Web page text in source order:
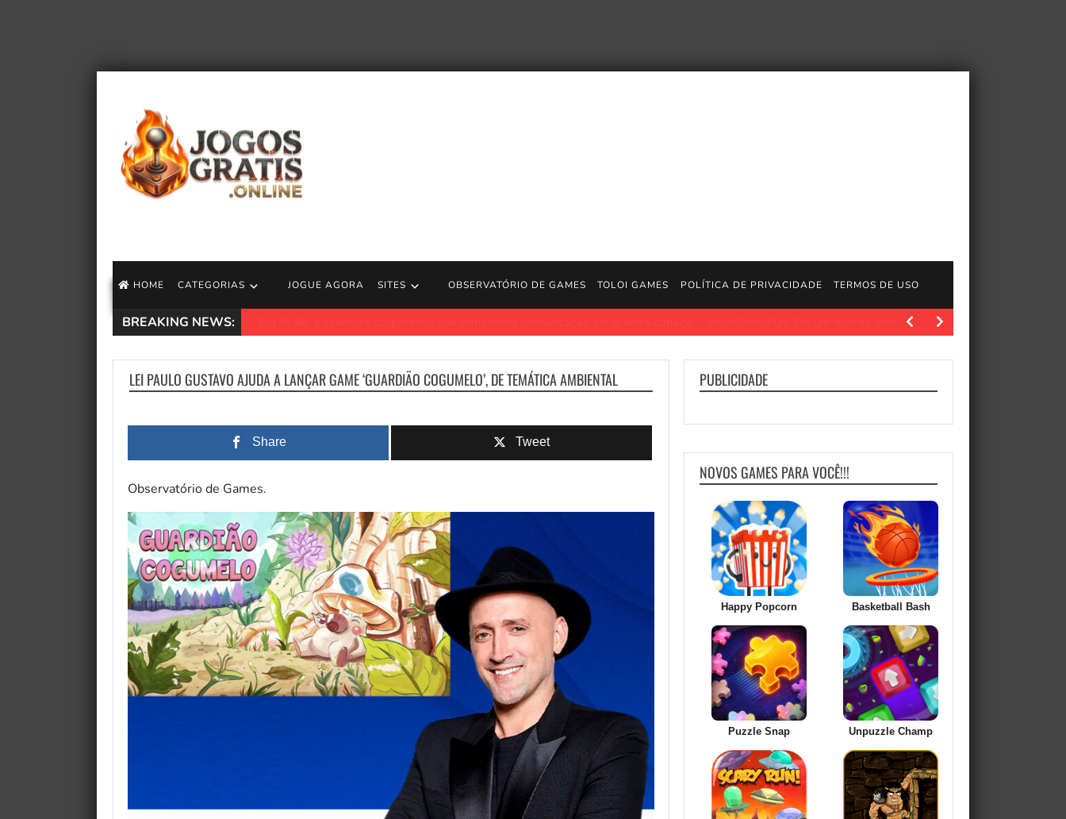
HOME CATEGORIAS JOGUE AGORA SITES OBSERVATÓRIO DE GAMES TOLOI GAMES POLÍTICA DE PRIVACIDADE TERMOS DE USO
BREAKING NEWS: JogosGratisFun. Quase três anos antes de
LEI PAULO GUSTAVO AJUDA A LANÇAR GAME ‘GUARDIÃO COGUMELO’, DE TEMÁTICA AMBIENTAL
Share Tweet
Observatório de Games.
PUBLICIDADE
NOVOS GAMES PARA VOCÊ!!!
Happy Popcorn Basketball Bash
Puzzle Snap Unpuzzle Champ